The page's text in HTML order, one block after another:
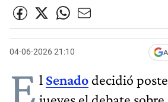
04-06-2026 21:10
E l Senado decidió